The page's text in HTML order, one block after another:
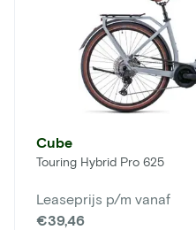
Cube
Touring Hybrid Pro 625
Leaseprijs p/m vanaf
€39,46